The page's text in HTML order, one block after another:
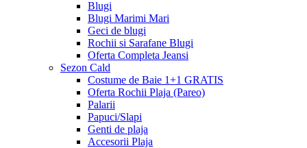
Blugi
Blugi Marimi Mari
Geci de blugi
Rochii si Sarafane Blugi
Oferta Completa Jeansi
Sezon Cald
Costume de Baie 1+1 GRATIS
Oferta Rochii Plaja (Pareo)
Palarii
Papuci/Slapi
Genti de plaja
Accesorii Plaja